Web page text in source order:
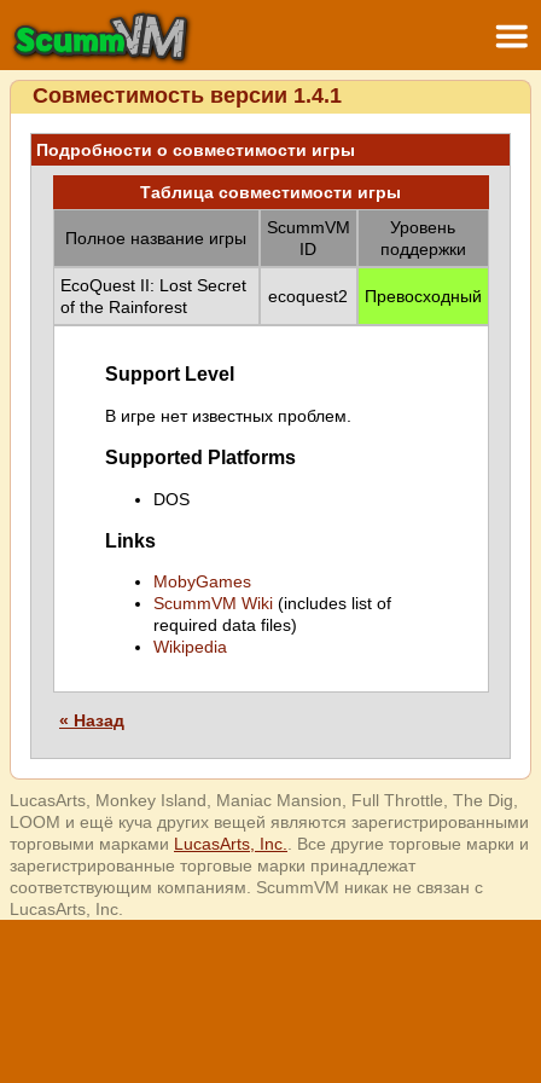
Совместимость версии 1.4.1
Подробности о совместимости игры
Таблица совместимости игры
Полное название игры
ScummVM
ID
Уровень
поддержки
EcoQuest II: Lost Secret
of the Rainforest
ecoquest2 Превосходный
Support Level
В игре нет известных проблем.
Supported Platforms
DOS
Links
MobyGames
ScummVM Wiki(includes list of
required data files)
Wikipedia
« Назад
LucasArts, Monkey Island, Maniac Mansion, Full Throttle, The Dig,
LOOM и ещё куча других вещей являются зарегистрированными
торговыми марками LucasArts, Inc.
. Все другие торговые марки и
зарегистрированные торговые марки принадлежат
соответствующим компаниям. ScummVM никак не связан с
LucasArts, Inc.